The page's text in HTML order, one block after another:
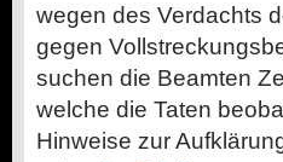
wegen des Verdachts
gegen
suchen die Beamten
welche die Taten
Hinweise zur